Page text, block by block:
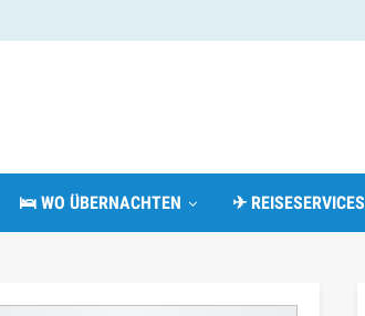
🛌 WO ÜBERNACHTEN ✈ REISESERVICES